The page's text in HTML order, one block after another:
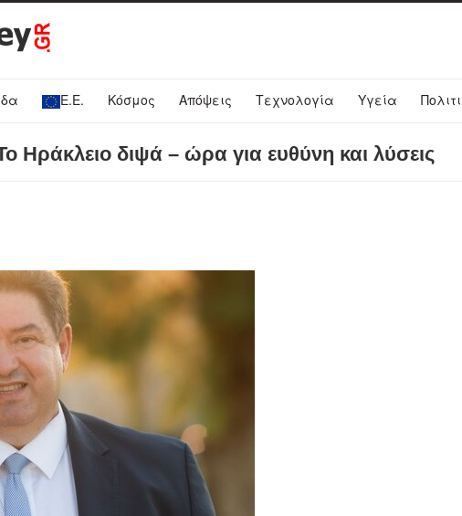
Ε.Ε. Κόσμος Απόψεις Τεχνολογία Υγεία
διψά – ώρα για ευθύνη και λύσεις